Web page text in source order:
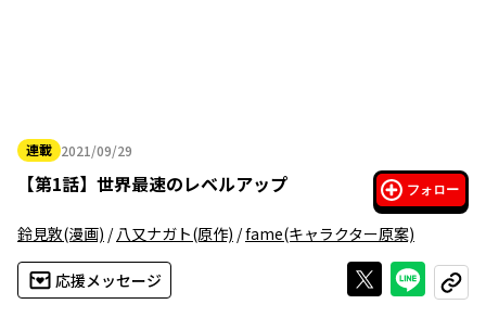
連載 2021/09/29
2021年09月29日
【第1話】 世界最速のレベルアップ フォロー
鈴見敦(漫画) /八又ナガト(原作) /fame(キャラクター原案)
応援メッセージ Xで投稿する
ライン
コピー